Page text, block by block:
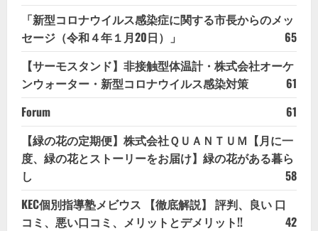
「新型コロナウイルス感染症に関する市長からのメッ
セージ（令和４年１月20日）」
65
【サーモスタンド】非接触型体温計・株式会社オーケ
ンウォーター・新型コロナウイルス感染対策
61
Forum
61
【緑の花の定期便】株式会社ＱＵＡＮＴＵＭ【月に一
度、緑の花とストーリーをお届け】緑の花がある暮ら
し
58
KEC個別指導塾メビウス 【徹底解説】 評判、良い 口
コミ、悪い口コミ、メリットとデメリット!!
42